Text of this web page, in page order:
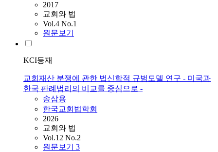
2017
교회와 법
Vol.4 No.1
원문보기
KCI등재
교회재산 분쟁에 관한 법신학적 규범모델 연구 - 미국과
한국 판례법리의 비교를 중심으로 -
송삼용
한국교회법학회
2026
교회와 법
Vol.12 No.2
원문보기 3